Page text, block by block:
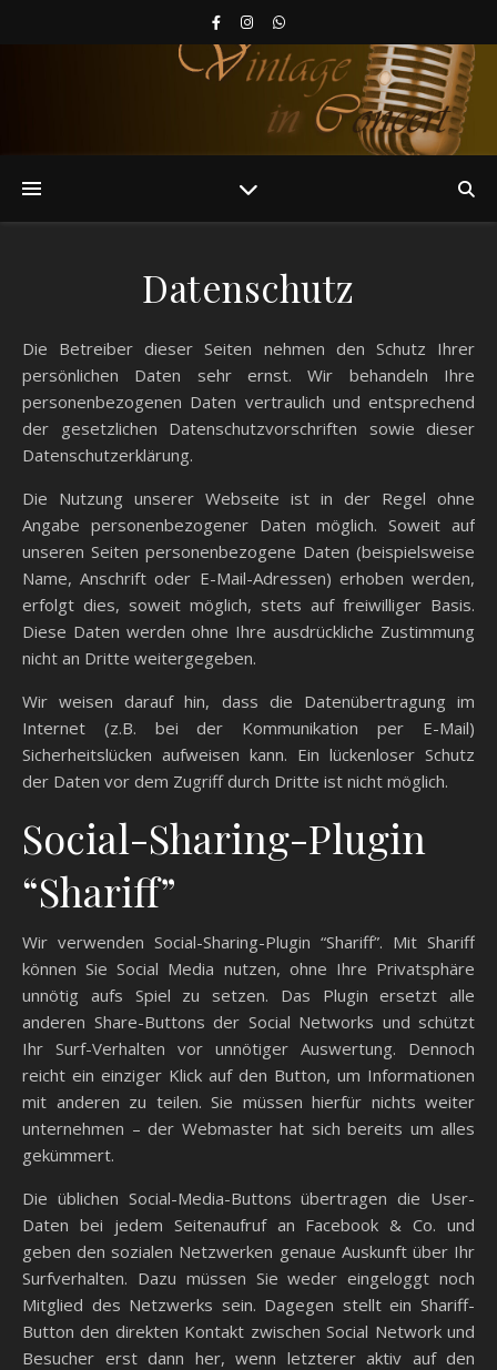
Datenschutz
Die Betreiber dieser Seiten nehmen den Schutz Ihrer
persönlichen Daten sehr ernst. Wir behandeln Ihre
personenbezogenen Daten vertraulich und entsprechend
der gesetzlichen Datenschutzvorschriften sowie dieser
Datenschutzerklärung.
Die Nutzung unserer Webseite ist in der Regel ohne
Angabe personenbezogener Daten möglich. Soweit auf
unseren Seiten personenbezogene Daten (beispielsweise
Name, Anschrift oder E-Mail-Adressen) erhoben werden,
erfolgt dies, soweit möglich, stets auf freiwilliger Basis.
Diese Daten werden ohne Ihre ausdrückliche Zustimmung
nicht an Dritte weitergegeben.
Wir weisen darauf hin, dass die Datenübertragung im
Internet (z.B. bei der Kommunikation per E-Mail)
Sicherheitslücken aufweisen kann. Ein lückenloser Schutz
der Daten vor dem Zugriff durch Dritte ist nicht möglich.
Social-Sharing-Plugin
“Shariff”
Wir verwenden Social-Sharing-Plugin “Shariff”. Mit Shariff
können Sie Social Media nutzen, ohne Ihre Privatsphäre
unnötig aufs Spiel zu setzen. Das Plugin ersetzt alle
anderen Share-Buttons der Social Networks und schützt
Ihr Surf-Verhalten vor unnötiger Auswertung. Dennoch
reicht ein einziger Klick auf den Button, um Informationen
mit anderen zu teilen. Sie müssen hierfür nichts weiter
unternehmen – der Webmaster hat sich bereits um alles
gekümmert.
Die üblichen Social-Media-Buttons übertragen die User-
Daten bei jedem Seitenaufruf an Facebook & Co. und
geben den sozialen Netzwerken genaue Auskunft über Ihr
Surfverhalten. Dazu müssen Sie weder eingeloggt noch
Mitglied des Netzwerks sein. Dagegen stellt ein Shariff-
Button den direkten Kontakt zwischen Social Network und
Besucher erst dann her, wenn letzterer aktiv auf den